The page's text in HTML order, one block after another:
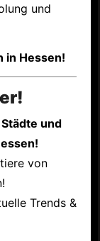
und
in Hessen!
und
von
Trends &